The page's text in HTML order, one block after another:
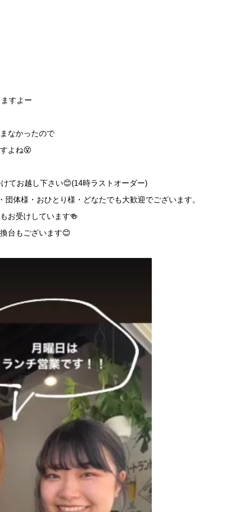
すよー
なかったので
よね😵
てお越し下さい😊(14時ラストオーダー)
体様・おひとり様・どなたでも大歓迎でございます。
お受けしています🍻
台もございます😊